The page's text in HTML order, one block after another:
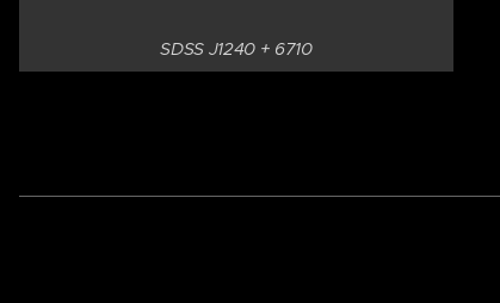
SDSS J1240 + 6710